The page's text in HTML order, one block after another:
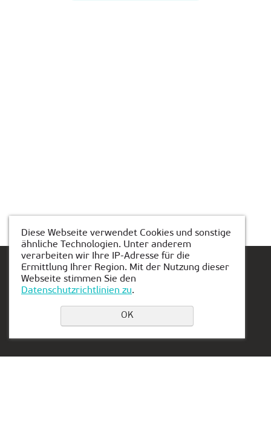
Einen Platz buchen
Diese Webseite verwendet Cookies und sonstige
ähnliche Technologien. Unter anderem
verarbeiten wir Ihre IP-Adresse für die
Ermittlung Ihrer Region. Mit der Nutzung dieser
Webseite stimmen Sie den
Datenschutzrichtlinien zu.
OK